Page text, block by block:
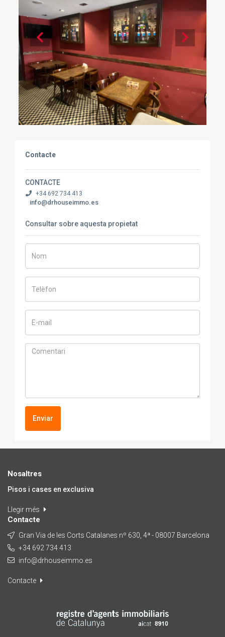
Contacte
CONTACTE
+34 692 734 413
info@drhouseimmo.es
Consultar sobre aquesta propietat
Enviar
Nosaltres
Pisos i cases en exclusiva
Llegir més
Contacte
Gran Via de les Corts Catalanes nº 630, 4ª - 08007 Barcelona
+34 692 734 413
info@drhouseimmo.es
Contacte